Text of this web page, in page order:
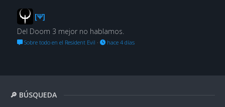
🔎 BÚSQUEDA
[Ψ]
Del Doom 3 mejor no hablamos.
Sobre todo en el Resident Evil · hace 4 días